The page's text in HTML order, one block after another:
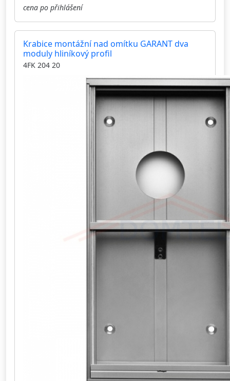
cena po přihlášení
Krabice montážní nad omítku GARANT dva
moduly hliníkový profil
4FK 204 20